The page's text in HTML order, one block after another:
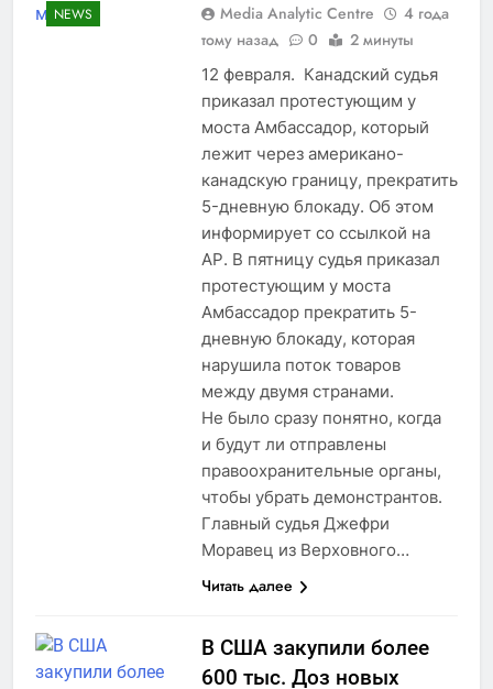
NEWS Media Analytic Centre
4 года
тому назад
0 2 минуты
12 февраля. Канадский судья
приказал протестующим у
моста Амбассадор, который
лежит через американо-
канадскую границу, прекратить
5-дневную блокаду. Об этом
информирует со ссылкой на
АР. В пятницу судья приказал
протестующим у моста
Амбассадор прекратить 5-
дневную блокаду, которая
нарушила поток товаров
между двумя странами.
Не было сразу понятно, когда
и будут ли отправлены
правоохранительные органы,
чтобы убрать демонстрантов.
Главный судья Джефри
Моравец из Верховного…
Читать далее
В США закупили более
600 тыс. Доз новых